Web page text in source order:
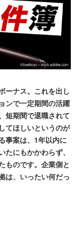
ーナス。これを出し
ンで一定期間の活躍
短期間で退職されて
てほしいというのが
事案は、1年以内に
にもかかわらず、
ものです。企業側と
は、いったい何だっ